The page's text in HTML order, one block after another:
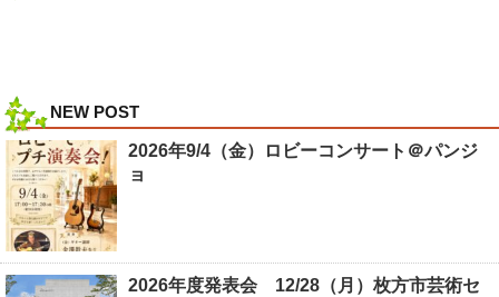
NEW POST
2026年9/4（金）ロビーコンサート＠パンジ
ョ
2026年度発表会 12/28（月）枚方市芸術セ